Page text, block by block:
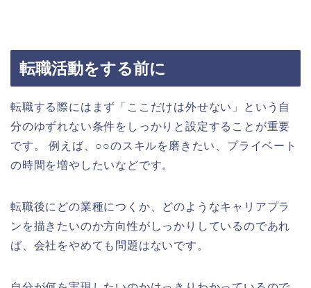
転職活動をする前に
転職する際にはまず「ここだけは外せない」という自
分のゆずれない条件をしっかりと設定することが重要
です。 例えば、○○のスキルを磨きたい、プライベート
の時間を増やしたいなどです。
転職後にどの業種につくか、どのようなキャリアプラ
ンを描きたいのか方向性がしっかりしているのであれ
ば、会社をやめても問題はないです。